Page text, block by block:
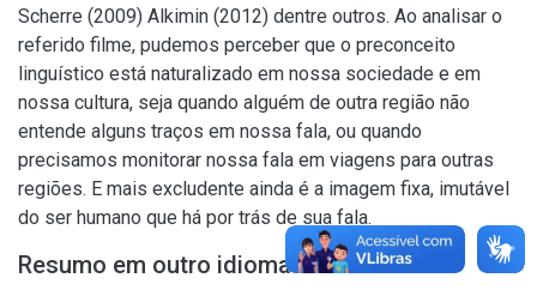
Scherre (2009) Alkimin (2012) dentre outros. Ao analisar o
referido filme, pudemos perceber que o preconceito
linguístico está naturalizado em nossa sociedade e em
nossa cultura, seja quando alguém de outra região não
entende alguns traços em nossa fala, ou quando
precisamos monitorar nossa fala em viagens para outras
regiões. E mais excludente ainda é a imagem fixa, imutável
do ser humano que há por trás de sua fala.
Resumo em outro idioma